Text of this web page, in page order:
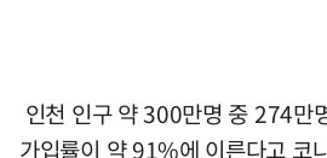
인천 인구 약 300만명 중 274만
가입률이 약 91%에 이른다고 코